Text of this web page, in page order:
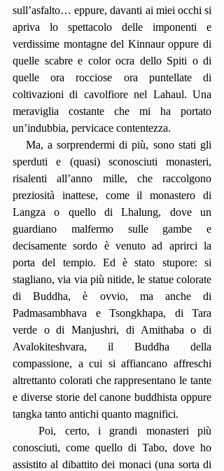
sull’asfalto… eppure, davanti ai miei occhi si
apriva lo spettacolo delle imponenti e
verdissime montagne del Kinnaur oppure di
quelle scabre e color ocra dello Spiti o di
quelle ora rocciose ora puntellate di
coltivazioni di cavolfiore nel Lahaul. Una
meraviglia costante che mi ha portato
un’indubbia, pervicace contentezza.
sperduti e (quasi) sconosciuti monasteri,
risalenti all’anno mille, che raccolgono
preziosità inattese, come il monastero di
Langza o quello di Lhalung, dove un
guardiano malfermo sulle gambe e
decisamente sordo è venuto ad aprirci la
porta del tempio. Ed è stato stupore: si
stagliano, via via più nitide, le statue colorate
di Buddha, è ovvio, ma anche di
Padmasambhava e Tsongkhapa, di Tara
verde o di Manjushri, di Amithaba o di
Avalokiteshvara, il Buddha della
compassione, a cui si affiancano affreschi
altrettanto colorati che rappresentano le tante
e diverse storie del canone buddhista oppure
tangka tanto antichi quanto magnifici.
   Poi, certo, i grandi monasteri più
conosciuti, come quello di Tabo, dove ho
assistito al dibattito dei monaci (una sorta di